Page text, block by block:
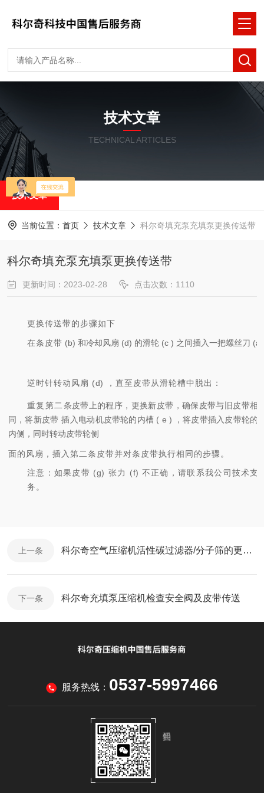
技术文章
TECHNICAL ARTICLES
技术文章
当前位置： 首页 技术文章 科尔奇填充泵充填泵更换传送带
科尔奇填充泵充填泵更换传送带
更新时间：2023-02-28 点击次数：1110
更换传送带的步骤如下
在条皮带 (b) 和冷却风扇 (d) 的滑轮 (c ) 之间插入一把螺丝刀 (a
逆时针转动风扇 (d) ，直至皮带从滑轮槽中脱出：
重复第二 条皮带上的程序，更换新皮带，确保皮带与旧皮带相
同，将新皮带 插 入 电动机皮带轮的内槽 ( e ) ，将皮带插入皮带轮的
内侧，同时转动皮带轮侧
面的风扇，插入第二条皮带并对条皮带执行相同的步骤。
注意 ：如果皮带 (g) 张力 (f) 不正确，请联系我公司技术支
务。
上一条 科尔奇空气压缩机活性碳过滤器/分子筛的更换（一）
下一条 科尔奇充填泵压缩机检查安全阀及皮带传送
服务热线： 0537-5997466